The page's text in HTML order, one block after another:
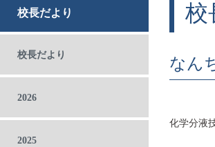
校長だより
校長だより
2026
2025
校
なん
化学分液